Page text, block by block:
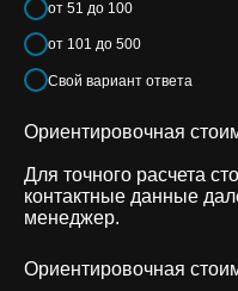
от 51 до 100
от 101 до 500
Свой вариант ответа
Ориентировочная
Для точного расчета
контактные данные
менеджер.
Ориентировочная